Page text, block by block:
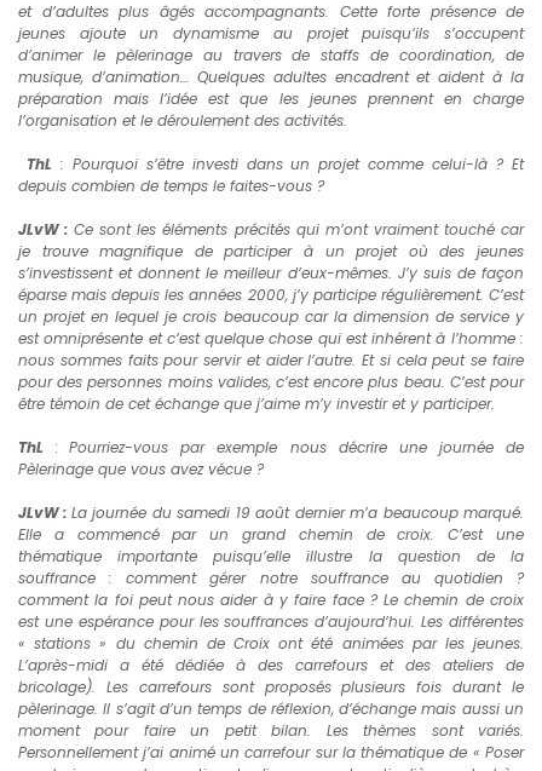
et d’adultes plus âgés accompagnants. Cette forte présence de
jeunes ajoute un dynamisme au projet puisqu’ils s’occupent
d’animer le pèlerinage au travers de staffs de coordination, de
musique, d’animation… Quelques adultes encadrent et aident à la
préparation mais l’idée est que les jeunes prennent en charge
l’organisation et le déroulement des activités.
ThL : Pourquoi s’être investi dans un projet comme celui-là ? Et
depuis combien de temps le faites-vous ?
JLvW : Ce sont les éléments précités qui m’ont vraiment touché car
je trouve magnifique de participer à un projet où des jeunes
s’investissent et donnent le meilleur d’eux-mêmes. J’y suis de façon
éparse mais depuis les années 2000, j’y participe régulièrement. C’est
un projet en lequel je crois beaucoup car la dimension de service y
est omniprésente et c’est quelque chose qui est inhérent à l’homme :
nous sommes faits pour servir et aider l’autre. Et si cela peut se faire
pour des personnes moins valides, c’est encore plus beau. C’est pour
être témoin de cet échange que j’aime m’y investir et y participer.
ThL :Pourriez-vous par exemple nous décrire une journée de
Pèlerinage que vous avez vécue ?
JLvW : La journée du samedi 19 août dernier m’a beaucoup marqué.
Elle a commencé par un grand chemin de croix. C’est une
thématique importante puisqu’elle illustre la question de la
souffrance : comment gérer notre souffrance au quotidien ?
comment la foi peut nous aider à y faire face ? Le chemin de croix
est une espérance pour les souffrances d’aujourd’hui. Les différentes
« stations » du chemin de Croix ont été animées par les jeunes.
L’après-midi a été dédiée à des carrefours et des ateliers de
bricolage). Les carrefours sont proposés plusieurs fois durant le
pèlerinage. Il s’agit d’un temps de réflexion, d’échange mais aussi un
moment pour faire un petit bilan. Les thèmes sont variés.
Personnellement j’ai animé un carrefour sur la thématique de « Poser